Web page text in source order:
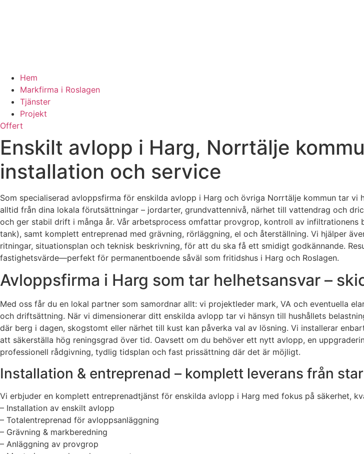
Hem
Markfirma i Roslagen
Tjänster
Projekt
Offert
Enskilt avlopp i Harg, Norrtälje
installation och service
Som specialiserad avloppsfirma för enskilda avlopp i Harg och övriga Norrtälje kommun tar
alltid från dina lokala förutsättningar – jordarter, grundvattennivå, närhet till vattendrag och
och ger stabil drift i många år. Vår arbetsprocess omfattar provgrop, kontroll av
tank), samt komplett entreprenad med grävning, rörläggning, el och återställning. Vi hjälper
ritningar, situationsplan och teknisk beskrivning, för att du ska få ett smidigt godkännande.
fastighetsvärde—perfekt för permanentboende såväl som fritidshus i Harg och Roslagen.
Avloppsfirma i Harg som tar helhetsansvar –
Med oss får du en lokal partner som samordnar allt: vi projektleder mark, VA och eventuella
och driftsättning. När vi dimensionerar ditt enskilda avlopp tar vi hänsyn till hushållets
där berg i dagen, skogstomt eller närhet till kust kan påverka val av lösning. Vi installerar
att säkerställa hög reningsgrad över tid. Oavsett om du behöver ett nytt avlopp, en
professionell rådgivning, tydlig tidsplan och fast prissättning där det är möjligt.
Installation & entreprenad – komplett leverans från
Vi erbjuder en komplett entreprenadtjänst för enskilda avlopp i Harg med fokus på säkerhet,
– Installation av enskilt avlopp
– Totalentreprenad för avloppsanläggning
– Grävning & markberedning
– Anläggning av provgrop